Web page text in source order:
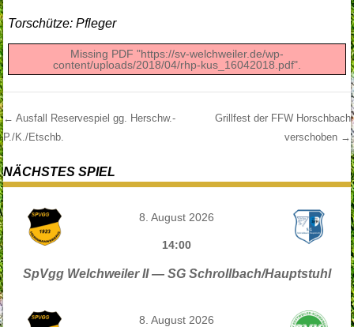
Torschütze: Pfleger
Missing PDF "https://sv-welchweiler.de/wp-
content/uploads/2018/04/rhp-kus_16042018.pdf".
Post navigation
← Ausfall Reservespiel gg. Herschw.-
P./K./Etschb.
Grillfest der FFW Horschbach
verschoben →
NÄCHSTES SPIEL
8. August 2026
14:00
SpVgg Welchweiler II — SG Schrollbach/Hauptstuhl
8. August 2026